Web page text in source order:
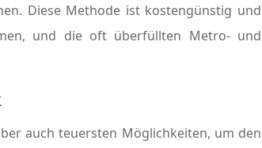
Diese Methode ist kostengünstig und
und die oft überfüllten Metro- und
auch teuersten Möglichkeiten, um den